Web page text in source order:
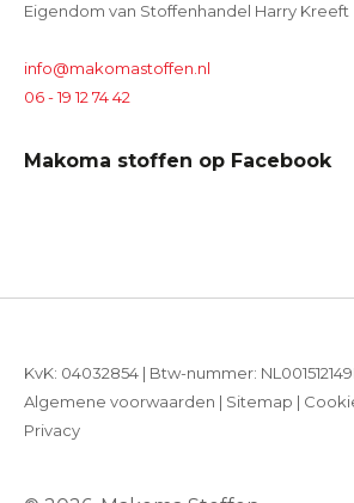
Eigendom van Stoffenhandel Harry Kreeft
info@makomastoffen.nl
06 - 19 12 74 42
Makoma stoffen op Facebook
KvK: 04032854 | Btw-nummer:
Algemene voorwaarden | Sitemap |
Privacy